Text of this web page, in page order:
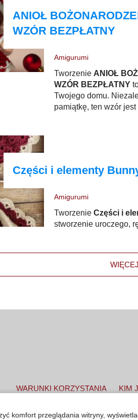
ANIOŁ
WZÓR BEZPŁATNY
Amigurumi
Tworzenie ANIOŁ
WZÓR BEZPŁATNY
Twojego domu.
pamiątkę, ten wzór
Części i elementy
Amigurumi
Tworzenie Części i
stworzenie uroczego,
WARUNKI KORZYSTANIA KIM
© 2022 -
komfort przeglądania witryny,